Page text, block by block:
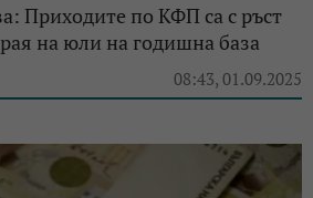
Приходите по КФП са с ръст
на юли на годишна база
08:43, 01.09.2025